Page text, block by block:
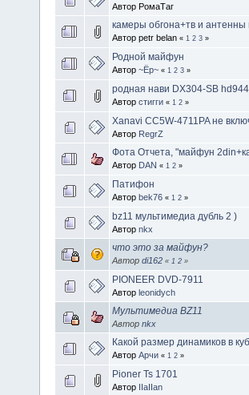
Автор РомаТаг
камеры обгона+тв и антенны
Автор petr belan « 1 2 3 »
Родной майфун
Автор ~Ёр~ « 1 2 3 »
родная нави DX304-SB
Автор стигги « 1 2 »
Xanavi CC5W-4711PA не
Автор RegrZ
Фота Отчета, "майфун
Автор DAN « 1 2 »
Патифон
Автор bek76 « 1 2 »
bz11 мультимедиа дубль 2 )
Автор nkx
что это за майфун?
Автор di162 « 1 2 »
PIONEER DVD-7911
Автор leonidych
Мультимедиа BZ11
Автор nkx
Какой размер динамиков в
Автор Арчи « 1 2 »
Pioner Ts 1701
Автор IIaIIan